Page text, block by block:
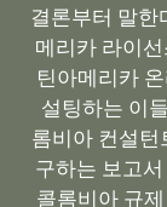
결론부터 말
메리카 라이
틴아메리카
설팅하는 이
롬비아 컨설턴
구하는 보고
콜롬비아 규